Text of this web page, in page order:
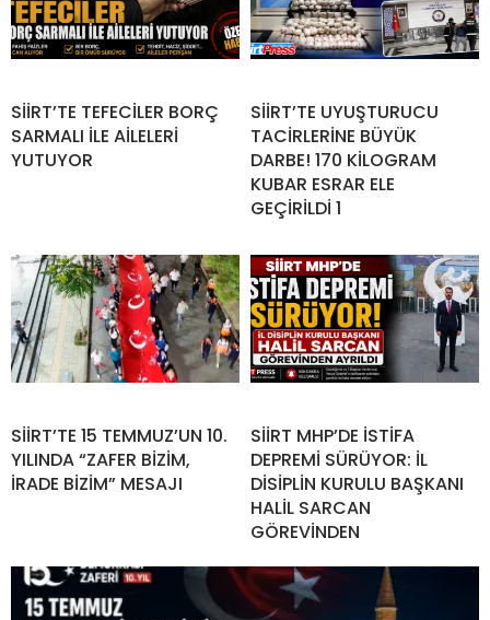
SİİRT’TE TEFECİLER BORÇ
SARMALI İLE AİLELERİ
YUTUYOR
SİİRT’TE UYUŞTURUCU
TACİRLERİNE BÜYÜK
DARBE! 170 KİLOGRAM
KUBAR ESRAR ELE
GEÇİRİLDİ 1
SİİRT’TE 15 TEMMUZ’UN 10.
YILINDA “ZAFER BİZİM,
İRADE BİZİM” MESAJI
SİİRT MHP’DE İSTİFA
DEPREMİ SÜRÜYOR: İL
DİSİPLİN KURULU BAŞKANI
HALİL SARCAN
GÖREVİNDEN